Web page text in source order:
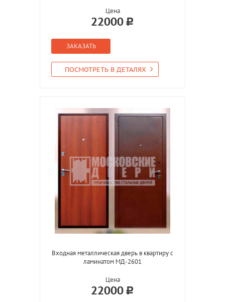
Цена
22000
ЗАКАЗАТЬ
ПОСМОТРЕТЬ В ДЕТАЛЯХ
Входная металлическая дверь в квартиру с
ламинатом МД-2601
Цена
22000